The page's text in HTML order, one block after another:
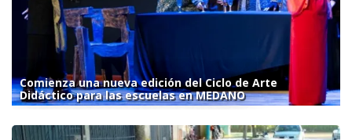
Comienza una nueva edición del Ciclo de Arte
Didáctico para las escuelas en MEDANO